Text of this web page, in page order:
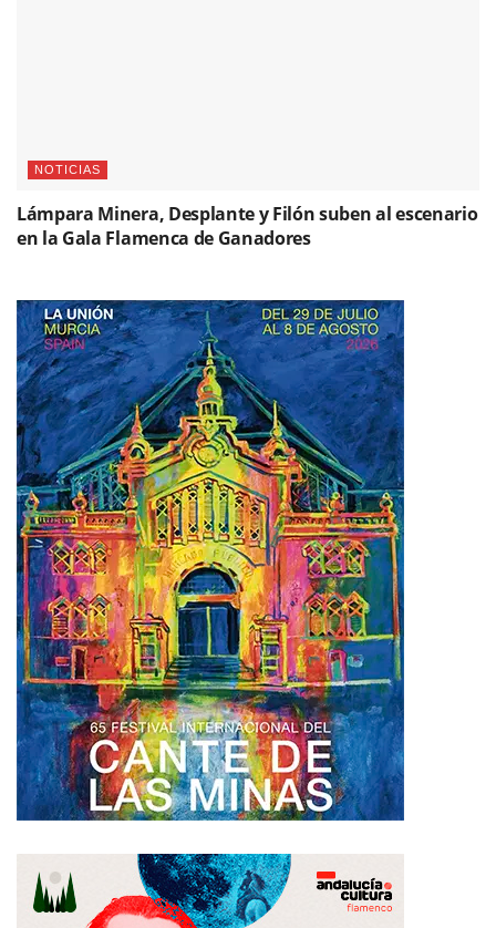
NOTICIAS
Lámpara Minera, Desplante y Filón suben al escenario
en la Gala Flamenca de Ganadores